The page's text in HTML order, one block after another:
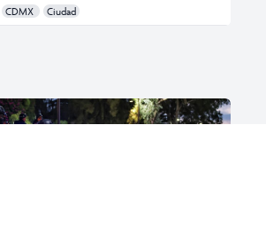
Impreso
LIBROS DE LA SEP “ABREN TEMAS” AL
CDMX
Ciudad